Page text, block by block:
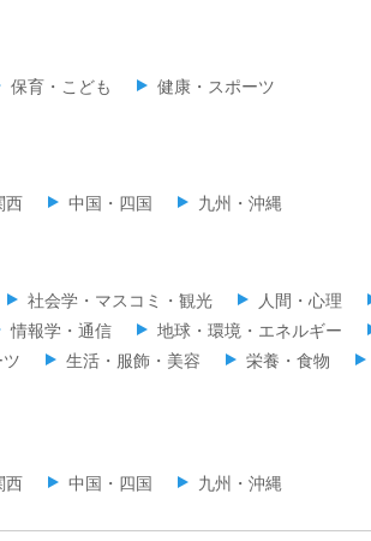
保育・こども 健康・スポーツ
西 中国・四国 九州・沖縄
社会学・マスコミ・観光 人間・心理
情報学・通信 地球・環境・エネルギー
生活・服飾・美容 栄養・食物
西 中国・四国 九州・沖縄